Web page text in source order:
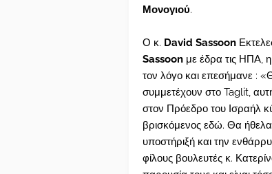
Μονογιού.
Ο κ. David Sassoon
Sassoon με έδρα τις ΗΠΑ,
τον λόγο και επεσήμανε :
συμμετέχουν στο Taglit,
στον Πρόεδρο του Ισραήλ
βρισκόμενος εδώ. Θα
υποστήριξή και την
φίλους βουλευτές κ.